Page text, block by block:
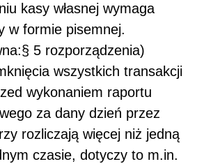
kasy własnej wymaga
w formie pisemnej.
§ 5 rozporządzenia)
wszystkich transakcji
wykonaniem raportu
za dany dzień przez
rozliczają więcej niż jedną
czasie, dotyczy to m.in.